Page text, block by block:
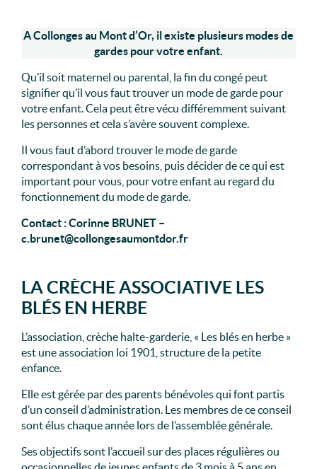
A Collonges au Mont d’Or, il existe plusieurs modes de
gardes pour votre enfant.
Qu’il soit maternel ou parental, la fin du congé peut
signifier qu’il vous faut trouver un mode de garde pour
votre enfant. Cela peut être vécu différemment suivant
les personnes et cela s’avère souvent complexe.
Il vous faut d’abord trouver le mode de garde
correspondant à vos besoins, puis décider de ce qui est
important pour vous, pour votre enfant au regard du
fonctionnement du mode de garde.
Contact : Corinne BRUNET –
c.brunet@collongesaumontdor.fr
LA CRÈCHE ASSOCIATIVE LES
BLÉS EN HERBE
L’association, crèche halte-garderie, « Les blés en herbe »
est une association loi 1901, structure de la petite
enfance.
Elle est gérée par des parents bénévoles qui font partis
d’un conseil d’administration. Les membres de ce conseil
sont élus chaque année lors de l’assemblée générale.
Ses objectifs sont l’accueil sur des places régulières ou